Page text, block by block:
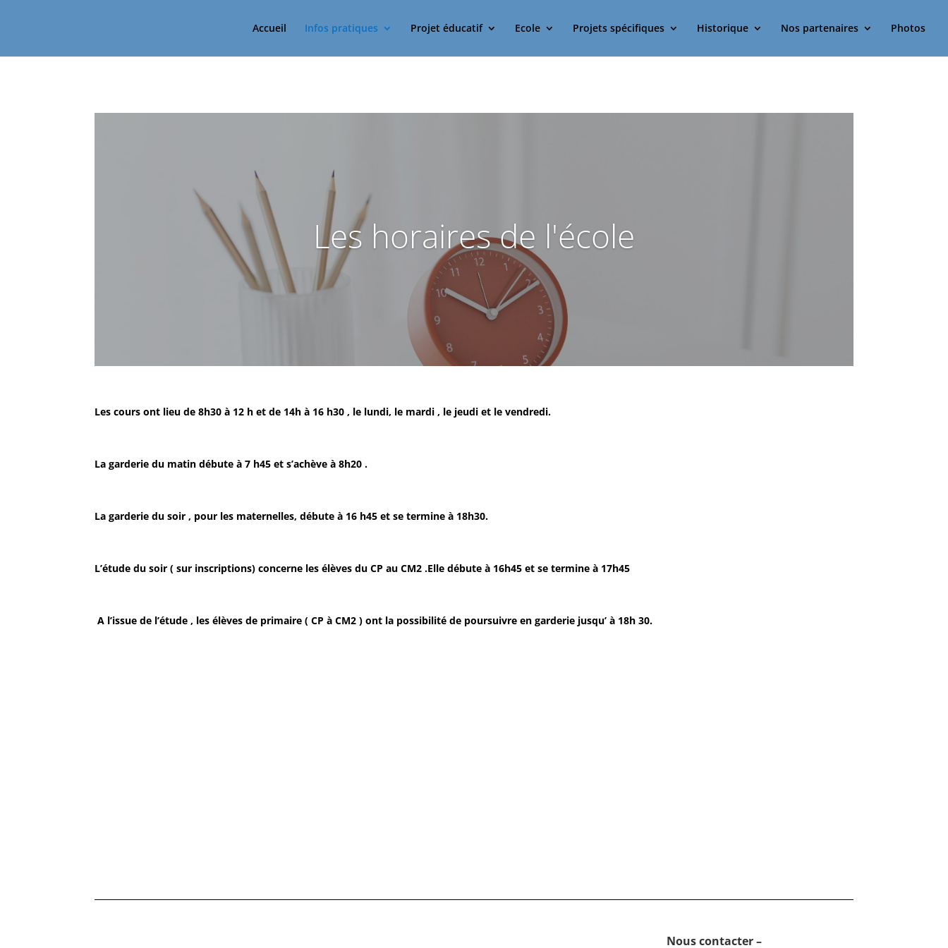
Accueil Infos pratiques Projet éducatif Ecole Projets spécifiques Historique Nos partenaires Photos
Les horaires de l'école
Les cours ont lieu de 8h30 à 12 h et de 14h à 16 h30 , le lundi, le mardi , le jeudi et le vendredi.
La garderie du matin débute à 7 h45 et s’achève à 8h20 .
La garderie du soir , pour les maternelles, débute à 16 h45 et se termine à 18h30.
L’étude du soir ( sur inscriptions) concerne les élèves du CP au CM2 .Elle débute à 16h45 et se termine à 17h45
A l’issue de l’étude , les élèves de primaire ( CP à CM2 ) ont la possibilité de poursuivre en garderie jusqu’ à 18h 30.
Nous contacter –